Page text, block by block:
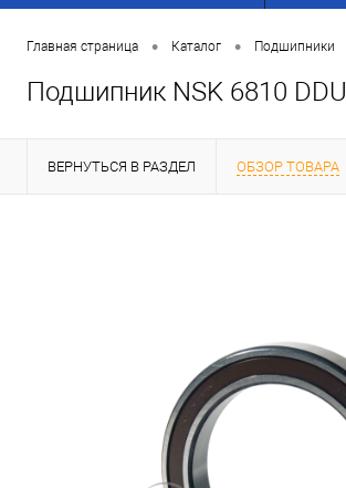
Главная страница • Каталог • Подшипники
Подшипник NSK 6810 DDU
ВЕРНУТЬСЯ В РАЗДЕЛ ОБЗОР ТОВАРА